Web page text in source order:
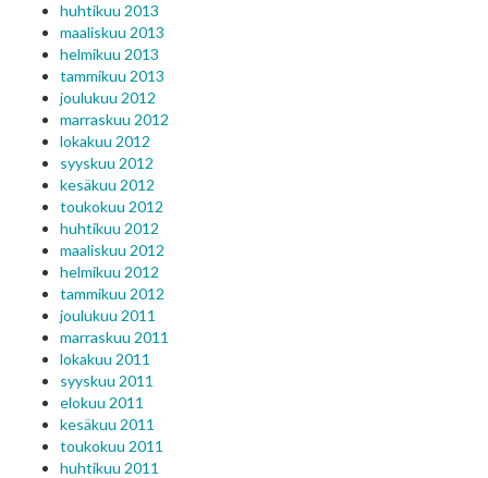
huhtikuu 2013
maaliskuu 2013
helmikuu 2013
tammikuu 2013
joulukuu 2012
marraskuu 2012
lokakuu 2012
syyskuu 2012
kesäkuu 2012
toukokuu 2012
huhtikuu 2012
maaliskuu 2012
helmikuu 2012
tammikuu 2012
joulukuu 2011
marraskuu 2011
lokakuu 2011
syyskuu 2011
elokuu 2011
kesäkuu 2011
toukokuu 2011
huhtikuu 2011